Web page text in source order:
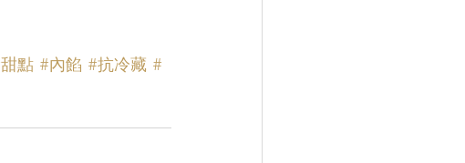
點 #內餡 #抗冷藏 #